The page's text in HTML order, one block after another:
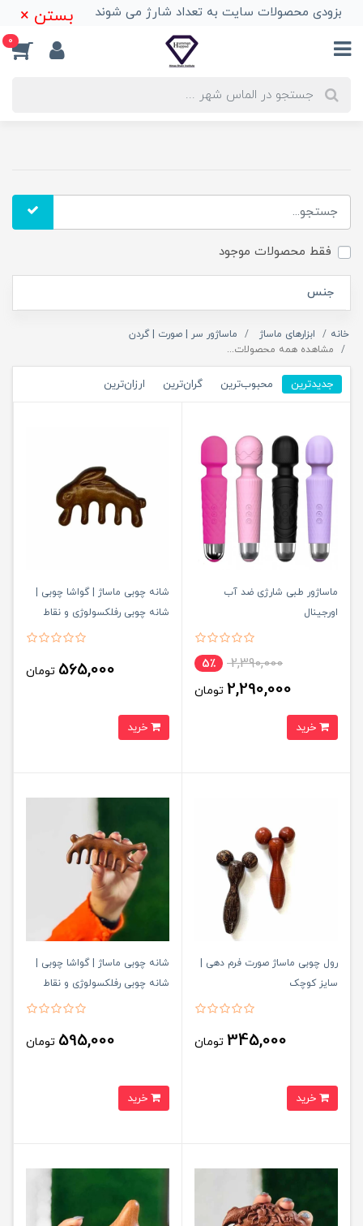
بزودی محصولات سایت به تعداد شارژ می شوند بستن ×
0
فقط محصولات موجود
جنس
خانه ابزارهای ماساژ
ماساژور سر | صورت | گردن
مشاهده همه محصولات...
جدیدترین محبوب‌ترین گران‌ترین ارزان‌ترین
ماساژور طبی شارژی ضد آب
اورجینال
2,390,000 5٪
2,290,000 تومان
شانه چوبی ماساژ | گواشا چوبی |
شانه چوبی رفلکسولوژی و نقاط
565,000 تومان
رول چوبی ماساژ صورت فرم دهی |
سایز کوچک
345,000 تومان
شانه چوبی ماساژ | گواشا چوبی |
شانه چوبی رفلکسولوژی و نقاط
595,000 تومان